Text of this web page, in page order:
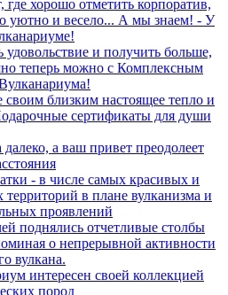
где хорошо отметить корпоратив,
уютно и весело... А мы знаем! - У
удовольствие и получить больше,
теперь можно с Комплексным
своим близким настоящее тепло и
сертификаты для души
далеко, а ваш привет преодолеет
- в числе самых красивых и
территорий в плане вулканизма и
проявлений
поднялись отчетливые столбы
о непрерывной активности
вулкана.
интересен своей коллекцией
пород